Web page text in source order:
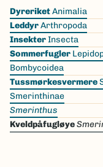
Skip
the
list
DyreriketAnimalia
LeddyrArthropoda
InsekterInsecta
Sommerfugler
Bombycoidea
Tussmørkesvermere
Smerinthinae
Smerinthus
Kveldpåfugløye